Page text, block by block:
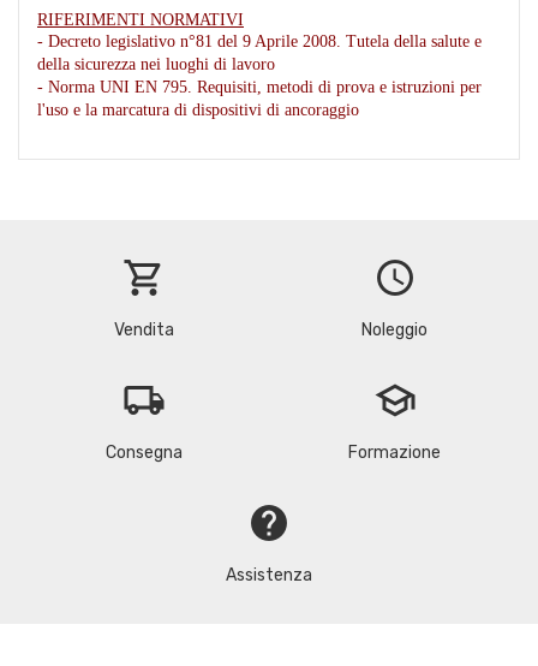
RIFERIMENTI NORMATIVI
- Decreto legislativo n°81 del 9 Aprile 2008. Tutela della salute e
della sicurezza nei luoghi di lavoro
- Norma UNI EN 795. Requisiti, metodi di prova e istruzioni per
l'uso e la marcatura di dispositivi di ancoraggio
shopping_cart
Vendita
schedule
Noleggio
local_shipping
Consegna
school
Formazione
help
Assistenza